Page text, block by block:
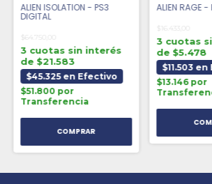
ALIEN ISOLATION - PS3
DIGITAL
$64.750,00
3 cuotas sin interés
de $21.583
$45.325 en Efectivo
$51.800 por
Transferencia
ALIEN RAGE -
$16.433,00
3 cuotas
de $5.478
$11.503
$13.146 por